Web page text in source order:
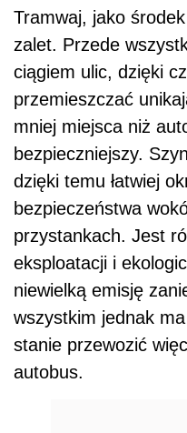
Tramwaj, jako
zalet. Przede
ciągiem ulic, dzięki
przemieszczać
mniej miejsca niż
bezpieczniejszy.
dzięki temu łatwiej
bezpieczeństwa
przystankach. Jest
eksploatacji i
niewielką emisję
wszystkim jednak
stanie przewozić
autobus.